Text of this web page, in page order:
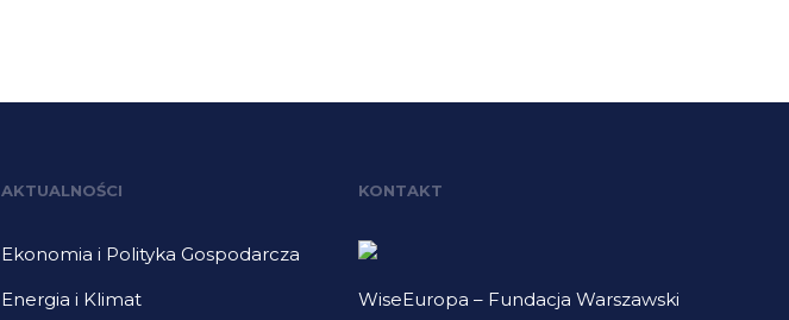
AKTUALNOŚCI
Ekonomia i Polityka Gospodarcza
Energia i Klimat
KONTAKT
WiseEuropa – Fundacja Warszawski